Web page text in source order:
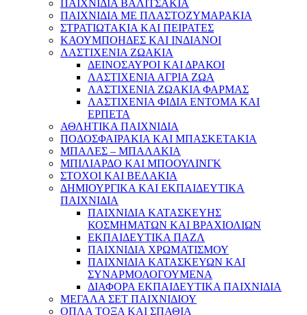
ΠΑΙΧΝΙΔΙΑ ΒΑΛΙΤΣΑΚΙΑ
ΠΑΙΧΝΙΔΙΑ ΜΕ ΠΛΑΣΤΟΖΥΜΑΡΑΚΙΑ
ΣΤΡΑΤΙΩΤΑΚΙΑ ΚΑΙ ΠΕΙΡΑΤΕΣ
ΚΑΟΥΜΠΟΗΔΕΣ ΚΑΙ ΙΝΔΙΑΝΟΙ
ΛΑΣΤΙΧΕΝΙΑ ΖΩΑΚΙΑ
ΔΕΙΝΟΣΑΥΡΟΙ ΚΑΙ ΔΡΑΚΟΙ
ΛΑΣΤΙΧΕΝΙΑ ΑΓΡΙΑ ΖΩΑ
ΛΑΣΤΙΧΕΝΙΑ ΖΩΑΚΙΑ ΦΑΡΜΑΣ
ΛΑΣΤΙΧΕΝΙΑ ΦΙΔΙΑ ΕΝΤΟΜΑ ΚΑΙ
ΕΡΠΕΤΑ
ΑΘΛΗΤΙΚΑ ΠΑΙΧΝΙΔΙΑ
ΠΟΔΟΣΦΑΙΡΑΚΙΑ ΚΑΙ ΜΠΑΣΚΕΤΑΚΙΑ
ΜΠΑΛΕΣ – ΜΠΑΛΑΚΙΑ
ΜΠΙΛΙΑΡΔΟ ΚΑΙ ΜΠΟΟΥΛΙΝΓΚ
ΣΤΟΧΟΙ ΚΑΙ ΒΕΛΑΚΙΑ
ΔΗΜΙΟΥΡΓΙΚΑ ΚΑΙ ΕΚΠΑΙΔΕΥΤΙΚΑ
ΠΑΙΧΝΙΔΙΑ
ΠΑΙΧΝΙΔΙΑ ΚΑΤΑΣΚΕΥΗΣ
ΚΟΣΜΗΜΑΤΩΝ ΚΑΙ ΒΡΑΧΙΟΛΙΩΝ
ΕΚΠΑΙΔΕΥΤΙΚΑ ΠΑΖΛ
ΠΑΙΧΝΙΔΙΑ ΧΡΩΜΑΤΙΣΜΟΥ
ΠΑΙΧΝΙΔΙΑ ΚΑΤΑΣΚΕΥΩΝ ΚΑΙ
ΣΥΝΑΡΜΟΛΟΓΟΥΜΕΝΑ
ΔΙΑΦΟΡΑ ΕΚΠΑΙΔΕΥΤΙΚΑ ΠΑΙΧΝΙΔΙΑ
ΜΕΓΑΛΑ ΣΕΤ ΠΑΙΧΝΙΔΙΟΥ
ΟΠΛΑ ΤΟΞΑ ΚΑΙ ΣΠΑΘΙΑ